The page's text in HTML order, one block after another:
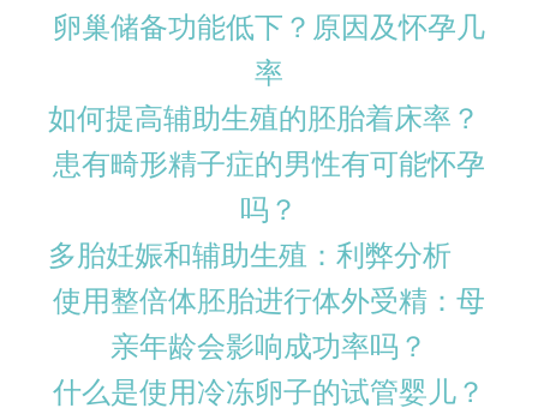
卵巢储备功能低下？原因及怀孕几
率
如何提高辅助生殖的胚胎着床率？
患有畸形精子症的男性有可能怀孕
吗？
多胎妊娠和辅助生殖：利弊分析
使用整倍体胚胎进行体外受精：母
亲年龄会影响成功率吗？
什么是使用冷冻卵子的试管婴儿？